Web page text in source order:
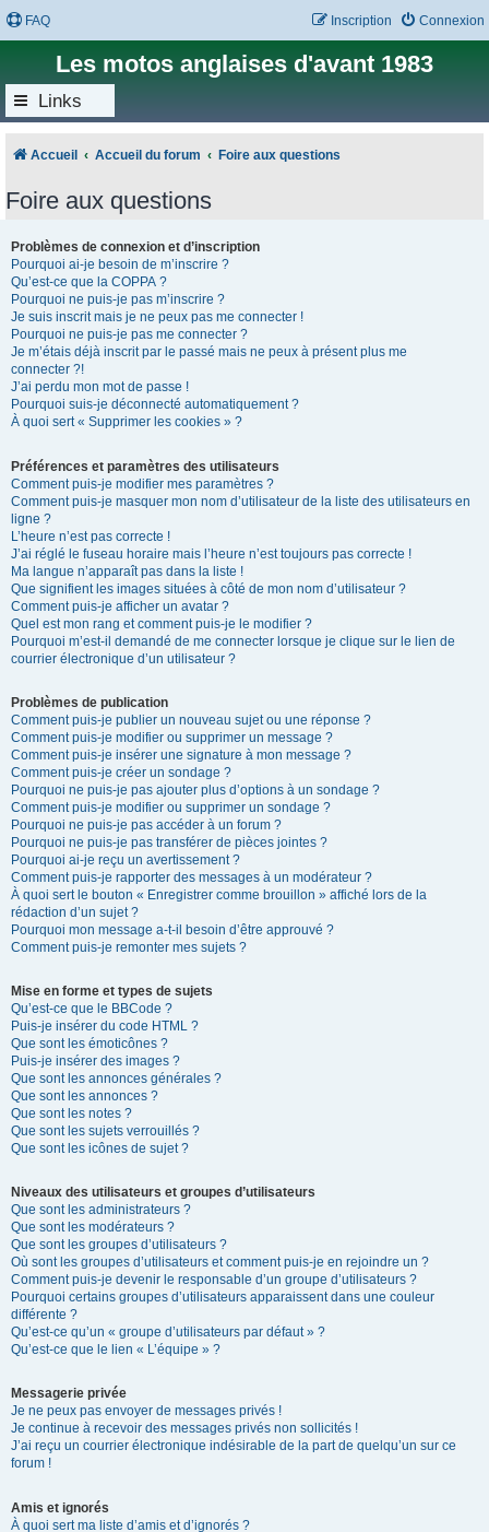
FAQ Connexion
Inscription
Les motos anglaises d'avant 1983
Links
Accueil Accueil du forum Foire aux questions
Foire aux questions
Problèmes de connexion et d’inscription
Pourquoi ai-je besoin de m’inscrire ?
Qu’est-ce que la COPPA ?
Pourquoi ne puis-je pas m’inscrire ?
Je suis inscrit mais je ne peux pas me connecter !
Pourquoi ne puis-je pas me connecter ?
Je m’étais déjà inscrit par le passé mais ne peux à présent plus me
connecter ?!
J’ai perdu mon mot de passe !
Pourquoi suis-je déconnecté automatiquement ?
À quoi sert « Supprimer les cookies » ?
Préférences et paramètres des utilisateurs
Comment puis-je modifier mes paramètres ?
Comment puis-je masquer mon nom d’utilisateur de la liste des utilisateurs en
ligne ?
L’heure n’est pas correcte !
J’ai réglé le fuseau horaire mais l’heure n’est toujours pas correcte !
Ma langue n’apparaît pas dans la liste !
Que signifient les images situées à côté de mon nom d’utilisateur ?
Comment puis-je afficher un avatar ?
Quel est mon rang et comment puis-je le modifier ?
Pourquoi m’est-il demandé de me connecter lorsque je clique sur le lien de
courrier électronique d’un utilisateur ?
Problèmes de publication
Comment puis-je publier un nouveau sujet ou une réponse ?
Comment puis-je modifier ou supprimer un message ?
Comment puis-je insérer une signature à mon message ?
Comment puis-je créer un sondage ?
Pourquoi ne puis-je pas ajouter plus d’options à un sondage ?
Comment puis-je modifier ou supprimer un sondage ?
Pourquoi ne puis-je pas accéder à un forum ?
Pourquoi ne puis-je pas transférer de pièces jointes ?
Pourquoi ai-je reçu un avertissement ?
Comment puis-je rapporter des messages à un modérateur ?
À quoi sert le bouton « Enregistrer comme brouillon » affiché lors de la
rédaction d’un sujet ?
Pourquoi mon message a-t-il besoin d’être approuvé ?
Comment puis-je remonter mes sujets ?
Mise en forme et types de sujets
Qu’est-ce que le BBCode ?
Puis-je insérer du code HTML ?
Que sont les émoticônes ?
Puis-je insérer des images ?
Que sont les annonces générales ?
Que sont les annonces ?
Que sont les notes ?
Que sont les sujets verrouillés ?
Que sont les icônes de sujet ?
Niveaux des utilisateurs et groupes d’utilisateurs
Que sont les administrateurs ?
Que sont les modérateurs ?
Que sont les groupes d’utilisateurs ?
Où sont les groupes d’utilisateurs et comment puis-je en rejoindre un ?
Comment puis-je devenir le responsable d’un groupe d’utilisateurs ?
Pourquoi certains groupes d’utilisateurs apparaissent dans une couleur
différente ?
Qu’est-ce qu’un « groupe d’utilisateurs par défaut » ?
Qu’est-ce que le lien « L’équipe » ?
Messagerie privée
Je ne peux pas envoyer de messages privés !
Je continue à recevoir des messages privés non sollicités !
J’ai reçu un courrier électronique indésirable de la part de quelqu’un sur ce
forum !
Amis et ignorés
À quoi sert ma liste d’amis et d’ignorés ?